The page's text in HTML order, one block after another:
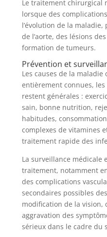
Le traitement chirurgical
lorsque des
l’évolution de la
de l’aorte, des lésions
formation de tumeurs.
Prévention et
Les causes de la maladie
entièrement connues,
restent générales :
sain, bonne nutrition,
habitudes,
complexes de vitamines
traitement rapide des
La surveillance médicale
traitement, notamment
des complications
secondaires possibles
modification de la
aggravation des
sérieux dans le cadre du